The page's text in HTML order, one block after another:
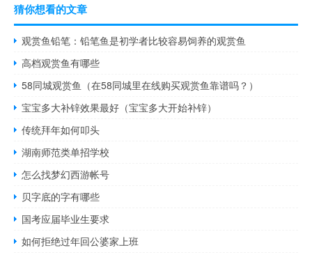
猜你想看的文章
观赏鱼铅笔：铅笔鱼是初学者比较容易饲养的观赏鱼
高档观赏鱼有哪些
58同城观赏鱼（在58同城里在线购买观赏鱼靠谱吗？）
宝宝多大补锌效果最好（宝宝多大开始补锌）
传统拜年如何叩头
湖南师范类单招学校
怎么找梦幻西游帐号
贝字底的字有哪些
国考应届毕业生要求
如何拒绝过年回公婆家上班